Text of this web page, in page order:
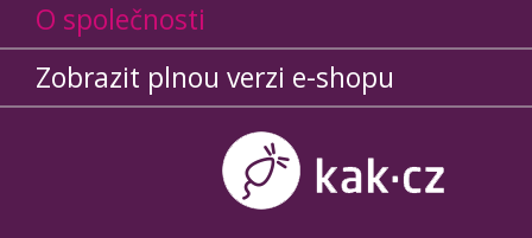
O společnosti
Zobrazit plnou verzi e-shopu